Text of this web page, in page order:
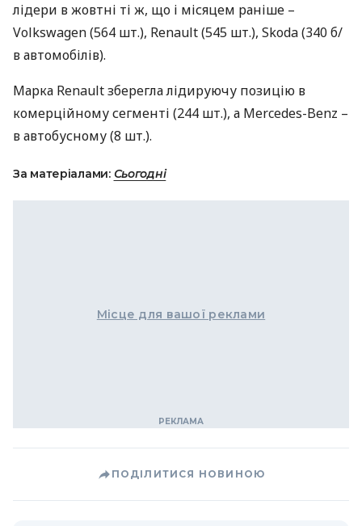
лідери в жовтні ті ж, що і місяцем раніше –
Volkswagen (564 шт.), Renault (545 шт.), Skoda (340 б/
в автомобілів).
Марка Renault зберегла лідируючу позицію в
комерційному сегменті (244 шт.), а Mercedes-Benz –
в автобусному (8 шт.).
За матеріалами: Сьогодні
Місце для вашої реклами
ПОДІЛИТИСЯ НОВИНОЮ